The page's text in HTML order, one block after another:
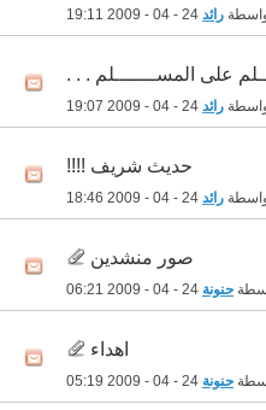
رائد 19:11
على المســـــــلم . . .
رائد 19:07
حديث شريف !!!!
رائد 18:46
صور منشدين
حنونة 06:21
اهداء
حنونة 05:19